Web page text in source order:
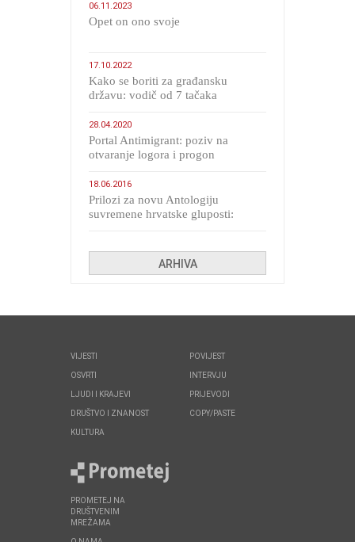
06.11.2023
​Opet on ono svoje
17.10.2022
Kako se boriti za građansku
državu: vodič od 7 tačaka
28.04.2020
Portal Antimigrant: poziv na
otvaranje logora i progon
18.06.2016
Prilozi za novu Antologiju
suvremene hrvatske gluposti:
ARHIVA
VIJESTI
OSVRTI
LJUDI I KRAJEVI
DRUŠTVO I ZNANOST
KULTURA
POVIJEST
INTERVJU
PRIJEVODI
COPY/PASTE
PROMETEJ NA
DRUŠTVENIM
MREŽAMA